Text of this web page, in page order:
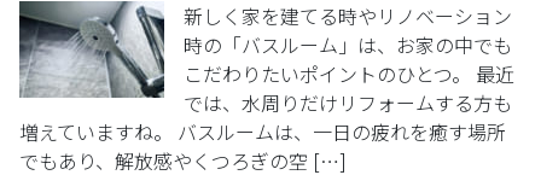
新しく家を建てる時やリノベーション
時の「バスルーム」は、お家の中でも
こだわりたいポイントのひとつ。 最近
では、水周りだけリフォームする方も
増えていますね。 バスルームは、一日の疲れを癒す場所
でもあり、解放感やくつろぎの空 […]